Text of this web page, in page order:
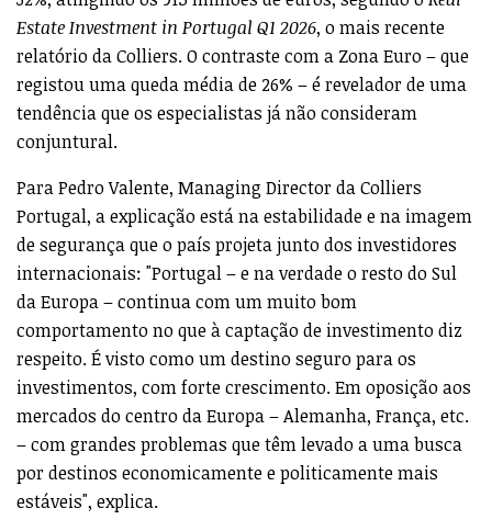
Estate Investment in Portugal Q1 2026, o mais recente
relatório da Colliers. O contraste com a Zona Euro – que
registou uma queda média de 26% – é revelador de uma
tendência que os especialistas já não consideram
conjuntural.
Para Pedro Valente, Managing Director da Colliers
Portugal, a explicação está na estabilidade e na imagem
de segurança que o país projeta junto dos investidores
internacionais: "Portugal – e na verdade o resto do Sul
da Europa – continua com um muito bom
comportamento no que à captação de investimento diz
respeito. É visto como um destino seguro para os
investimentos, com forte crescimento. Em oposição aos
mercados do centro da Europa – Alemanha, França, etc.
– com grandes problemas que têm levado a uma busca
por destinos economicamente e politicamente mais
estáveis", explica.